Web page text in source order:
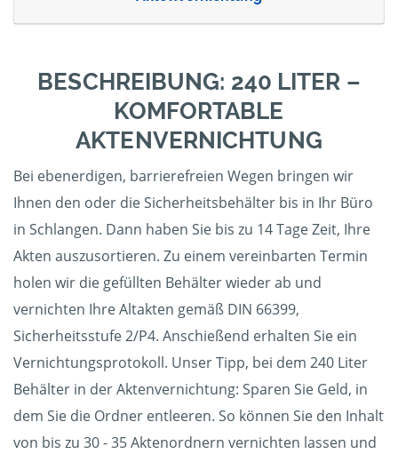
BESCHREIBUNG: 240 LITER –
KOMFORTABLE
AKTENVERNICHTUNG
Bei ebenerdigen, barrierefreien Wegen bringen wir
Ihnen den oder die Sicherheitsbehälter bis in Ihr Büro
in Schlangen. Dann haben Sie bis zu 14 Tage Zeit, Ihre
Akten auszusortieren. Zu einem vereinbarten Termin
holen wir die gefüllten Behälter wieder ab und
vernichten Ihre Altakten gemäß DIN 66399,
Sicherheitsstufe 2/P4. Anschießend erhalten Sie ein
Vernichtungsprotokoll. Unser Tipp, bei dem 240 Liter
Behälter in der Aktenvernichtung: Sparen Sie Geld, in
dem Sie die Ordner entleeren. So können Sie den Inhalt
von bis zu 30 - 35 Aktenordnern vernichten lassen und